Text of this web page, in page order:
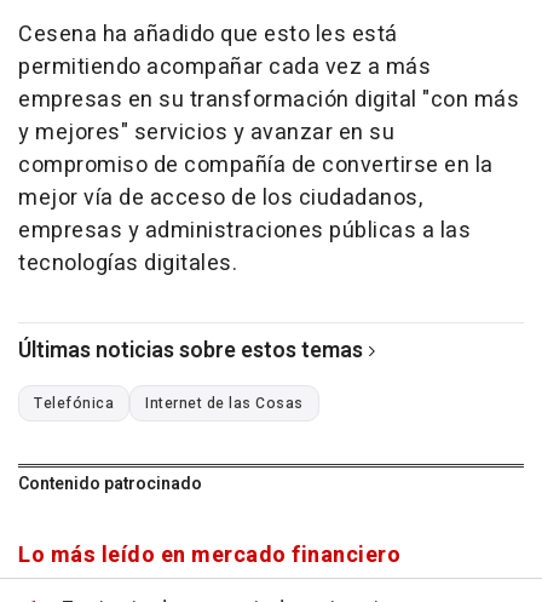
Cesena ha añadido que esto les está
permitiendo acompañar cada vez a más
empresas en su transformación digital "con más
y mejores" servicios y avanzar en su
compromiso de compañía de convertirse en la
mejor vía de acceso de los ciudadanos,
empresas y administraciones públicas a las
tecnologías digitales.
Últimas noticias sobre estos temas
Telefónica Internet de las Cosas
Contenido patrocinado
Lo más leído en mercado financiero